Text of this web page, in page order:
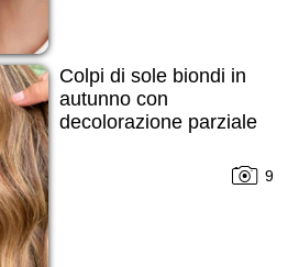
Colpi di sole biondi in
autunno con
decolorazione parziale
9